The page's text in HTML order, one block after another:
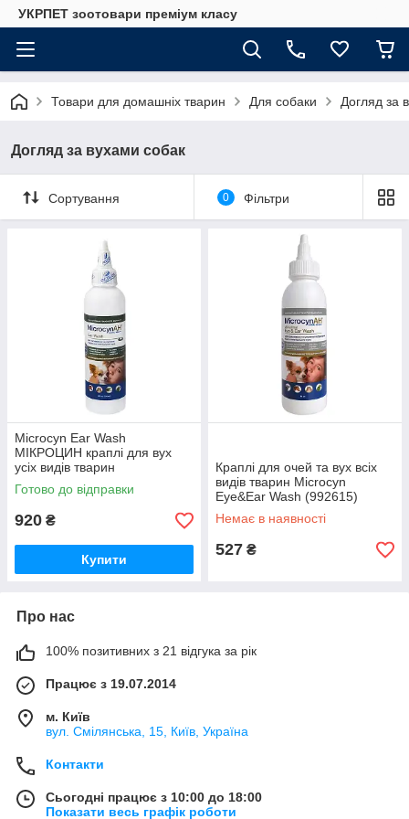
УКРПЕТ зоотовари преміум класу
Товари для домашніх тварин Для собаки Догляд за
Догляд за вухами собак
Сортування 0 Фільтри
Microcyn Ear Wash
МІКРОЦИН краплі для вух
усіх видів тварин
Готово до відправки
920 ₴
Купити
Краплі для очей та вух всіх
видів тварин Microcyn
Eye&Ear Wash (992615)
Немає в наявності
527 ₴
Про нас
100% позитивних з 21 відгука за рік
Працює з 19.07.2014
м. Київ
вул. Смілянська, 15, Київ, Україна
Контакти
Сьогодні працює з 10:00 до 18:00
Показати весь графік роботи